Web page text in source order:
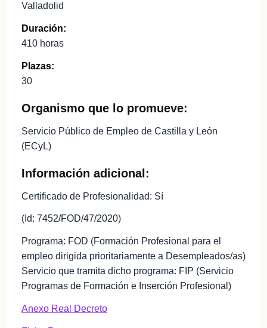
Valladolid
Duración:
410 horas
Plazas:
30
Organismo que lo promueve:
Servicio Público de Empleo de Castilla y León
(ECyL)
Información adicional:
Certificado de Profesionalidad: Sí
(Id: 7452/FOD/47/2020)
Programa: FOD (Formación Profesional para el
empleo dirigida prioritariamente a Desempleados/as)
Servicio que tramita dicho programa: FIP (Servicio
Programas de Formación e Inserción Profesional)
Anexo Real Decreto